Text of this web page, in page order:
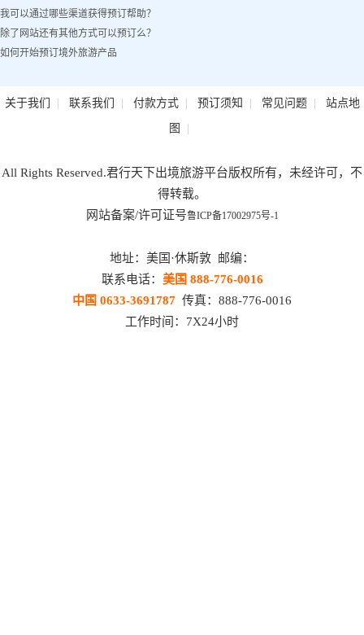
我可以通过哪些渠道获得预订帮助？
除了网站还有其他方式可以预订么？
如何开始预订境外旅游产品
关于我们 | 联系我们 | 付款方式| 预订须知 | 常见问题| 站点地
图 |
All Rights Reserved.君行天下出境旅游平台版权所有，未经许可，不
得转载。
网站备案/许可证号鲁ICP备17002975号-1
地址：美国·休斯敦 邮编：
联系电话： 美国 888-776-0016
中国 0633-3691787 传真：888-776-0016
工作时间：7X24小时